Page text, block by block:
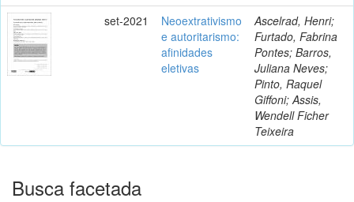
set-2021
Neoextrativismo
e autoritarismo:
afinidades
eletivas
Ascelrad, Henri;
Furtado, Fabrina
Pontes; Barros,
Juliana Neves;
Pinto, Raquel
Giffoni; Assis,
Wendell Ficher
Teixeira
Busca facetada